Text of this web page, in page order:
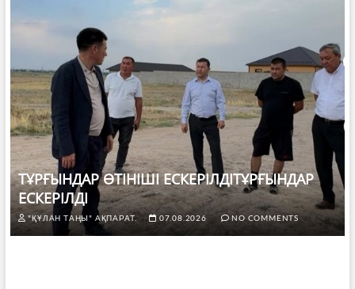
ТҰРҒЫНДАР ӨТІНІШІ ЕСКЕРІЛДІТҰРҒЫНДАР
ЕСКЕРІЛДІ
"ҚҰЛАН ТАҢЫ" АҚПАРАТ. 07.08.2026 NO COMMENTS